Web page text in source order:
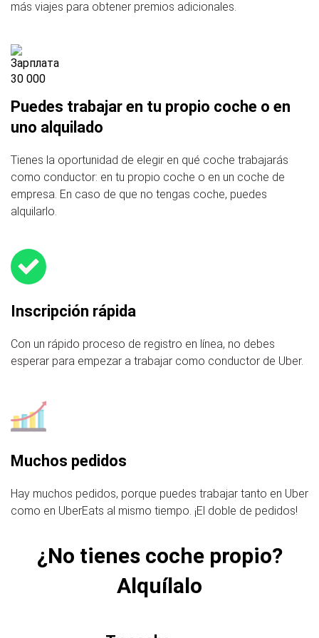
más viajes para obtener premios adicionales.
Puedes trabajar en tu propio coche o en
uno alquilado
Tienes la oportunidad de elegir en qué coche trabajarás
como conductor: en tu propio coche o en un coche de
empresa. En caso de que no tengas coche, puedes
alquilarlo.
Inscripción rápida
Con un rápido proceso de registro en línea, no debes
esperar para empezar a trabajar como conductor de Uber.
Muchos pedidos
Hay muchos pedidos, porque puedes trabajar tanto en Uber
como en UberEats al mismo tiempo. ¡El doble de pedidos!
¿No tienes coche propio?
Alquílalo